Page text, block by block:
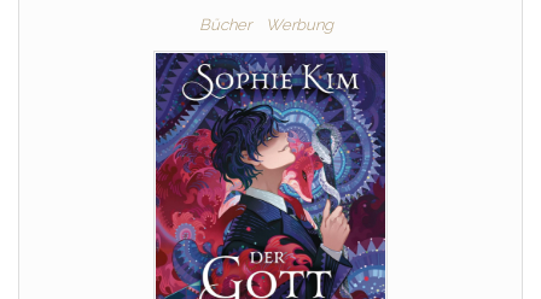
Bücher Werbung